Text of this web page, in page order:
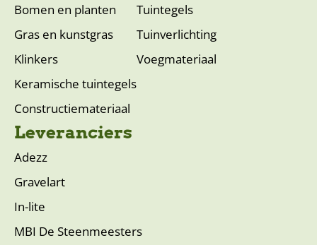
Bomen en planten
Gras en kunstgras
Klinkers
Keramische tuintegels
Constructiemateriaal
Tuintegels
Tuinverlichting
Voegmateriaal
Leveranciers
Adezz
Gravelart
In-lite
MBI De Steenmeesters